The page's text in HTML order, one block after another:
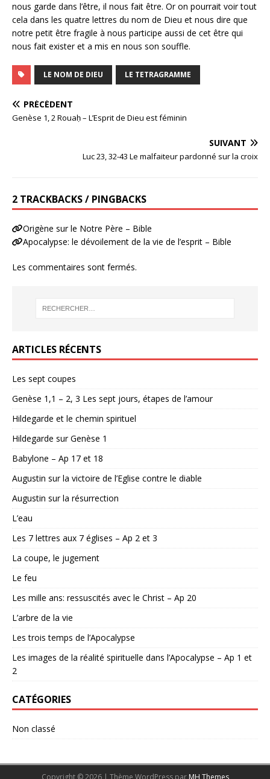
nous garde dans l’être, il nous fait être. Or on pourrait voir tout
cela dans les quatre lettres du nom de Dieu et nous dire que
notre petit être fragile à nous participe aussi de cet être qui
nous fait exister et a mis en nous son souffle.
LE NOM DE DIEU LE TETRAGRAMME
PRÉCÉDENT
Genèse 1, 2 Rouaḥ – L’Esprit de Dieu est féminin
SUIVANT
Luc 23, 32-43 Le malfaiteur pardonné sur la croix
2 TRACKBACKS / PINGBACKS
Origène sur le Notre Père – Bible
Apocalypse: le dévoilement de la vie de l’esprit – Bible
Les commentaires sont fermés.
ARTICLES RÉCENTS
Les sept coupes
Genèse 1,1 – 2, 3 Les sept jours, étapes de l’amour
Hildegarde et le chemin spirituel
Hildegarde sur Genèse 1
Babylone – Ap 17 et 18
Augustin sur la victoire de l’Eglise contre le diable
Augustin sur la résurrection
L’eau
Les 7 lettres aux 7 églises – Ap 2 et 3
La coupe, le jugement
Le feu
Les mille ans: ressuscités avec le Christ – Ap 20
L’arbre de la vie
Les trois temps de l’Apocalypse
Les images de la réalité spirituelle dans l’Apocalypse – Ap 1 et
2
CATÉGORIES
Non classé
Copyright © 2026 | Thème WordPress par MH Themes